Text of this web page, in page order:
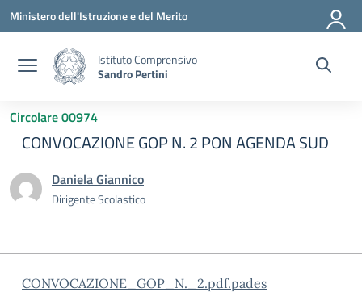
Vai ai contenuti
Vai al menu di navigazione
Vai al footer
Ministero dell'Istruzione e del Merito
Istituto Comprensivo
Sandro Pertini
Circolare 00974
CONVOCAZIONE GOP N. 2 PON AGENDA SUD
Daniela Giannico
Dirigente Scolastico
CONVOCAZIONE_GOP_N._2.pdf.pades